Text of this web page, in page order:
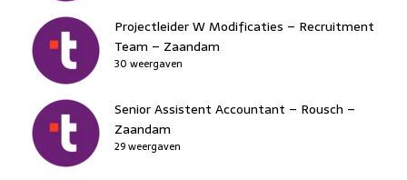
Projectleider W Modificaties – Recruitment
Team – Zaandam
30 weergaven
Senior Assistent Accountant – Rousch –
Zaandam
29 weergaven